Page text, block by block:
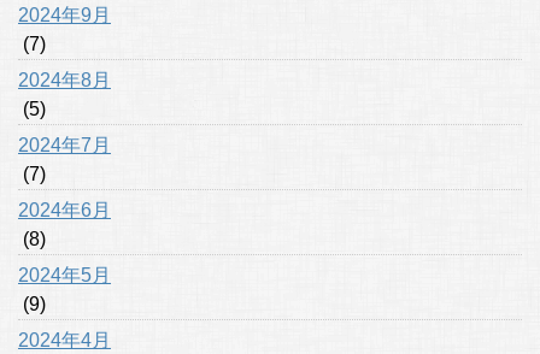
2024年9月
(7)
2024年8月
(5)
2024年7月
(7)
2024年6月
(8)
2024年5月
(9)
2024年4月